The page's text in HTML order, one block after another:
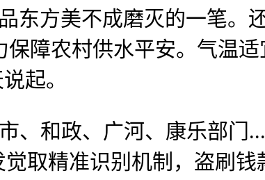
东方美不成磨灭的一笔。
障农村供水平安。气温适
起。
和政、广河、康乐部门
取精准识别机制，盗刷钱